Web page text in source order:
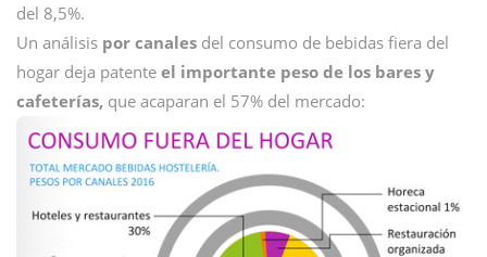
del 8,5%.
Un análisis por canales del consumo de bebidas fiera del
hogar deja patente el importante peso de los bares y
cafeterías, que acaparan el 57% del mercado: